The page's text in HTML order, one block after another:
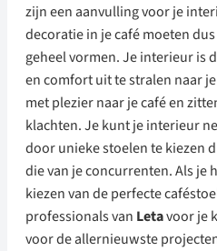
zijn een aanvulling voor je
decoratie in je café moeten
geheel vormen. Je interieur is
en comfort uit te stralen naar
met plezier naar je café en
klachten. Je kunt je interieur
door unieke stoelen te kiezen
die van je concurrenten. Als je
kiezen van de perfecte
professionals van Letavoor je
voor de allernieuwste